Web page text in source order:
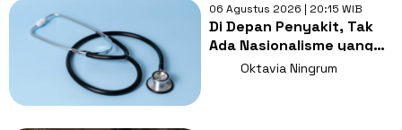
06 Agustus 2026 | 20:15 WIB
Di Depan Penyakit, Tak
Ada Nasionalisme yang
Lebih Penting dari
Oktavia Ningrum